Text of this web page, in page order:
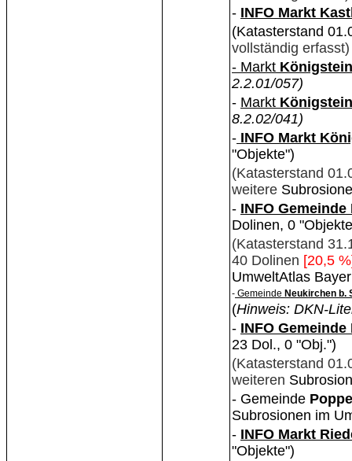
- INFO Markt
(Katasterstand
vollständig erfasst)
- Markt Königstein
2.2.01/057)
- Markt Königstein
8.2.02/041)
- INFO Markt
"Objekte")
(Katasterstand
weitere
- INFO
Dolinen, 0
(Katasterstand
40 Dolinen [20,5
UmweltAtlas
- Gemeinde Neukirchen b.
(Hinweis: DKN-
- INFO
23 Dol., 0 "Obj.")
(Katasterstand
weiteren
- Gemeinde
Subrosionen im
- INFO Markt
"Objekte")